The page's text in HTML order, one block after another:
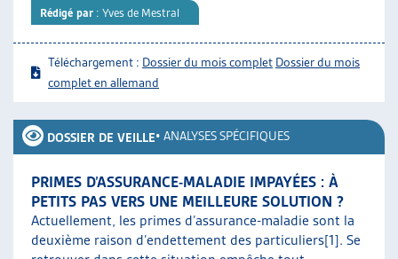
Rédigé par : Yves de Mestral
Téléchargement : Dossier du mois complet Dossier du mois
complet en allemand
DOSSIER DE VEILLE• ANALYSES SPÉCIFIQUES
PRIMES D’ASSURANCE-MALADIE IMPAYÉES : À
PETITS PAS VERS UNE MEILLEURE SOLUTION ?
Actuellement, les primes d’assurance-maladie sont la
deuxième raison d’endettement des particuliers[1]. Se